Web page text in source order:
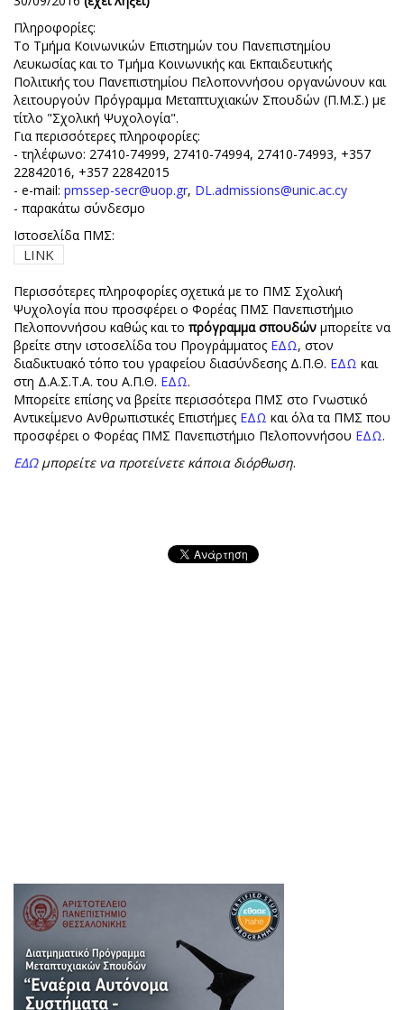
Πληροφορίες:
Το Τμήμα Κοινωνικών Επιστημών του Πανεπιστημίου
Λευκωσίας και το Τμήμα Κοινωνικής και Εκπαιδευτικής
Πολιτικής του Πανεπιστημίου Πελοποννήσου οργανώνουν και
λειτουργούν Πρόγραμμα Μεταπτυχιακών Σπουδών (Π.Μ.Σ.) με
τίτλο "Σχολική Ψυχολογία".
Για περισσότερες πληροφορίες:
- τηλέφωνο: 27410-74999, 27410-74994, 27410-74993, +357
22842016, +357 22842015
- e-mail: pmssep-secr@uop.gr, DL.admissions@unic.ac.cy
- παρακάτω σύνδεσμο
Ιστοσελίδα ΠΜΣ:
LINK
Περισσότερες πληροφορίες σχετικά με το ΠΜΣ Σχολική
Ψυχολογία που προσφέρει ο Φορέας ΠΜΣ Πανεπιστήμιο
Πελοποννήσου καθώς και το πρόγραμμα σπουδών μπορείτε να
βρείτε στην ιστοσελίδα του Προγράμματος ΕΔΩ, στον
διαδικτυακό τόπο του γραφείου διασύνδεσης Δ.Π.Θ. ΕΔΩ και
στη Δ.Α.Σ.Τ.Α. του Α.Π.Θ. ΕΔΩ.
Μπορείτε επίσης να βρείτε περισσότερα ΠΜΣ στο Γνωστικό
Αντικείμενο Ανθρωπιστικές Επιστήμες ΕΔΩ και όλα τα ΠΜΣ που
προσφέρει ο Φορέας ΠΜΣ Πανεπιστήμιο Πελοποννήσου ΕΔΩ.
ΕΔΩμπορείτε να προτείνετε κάποια διόρθωση.